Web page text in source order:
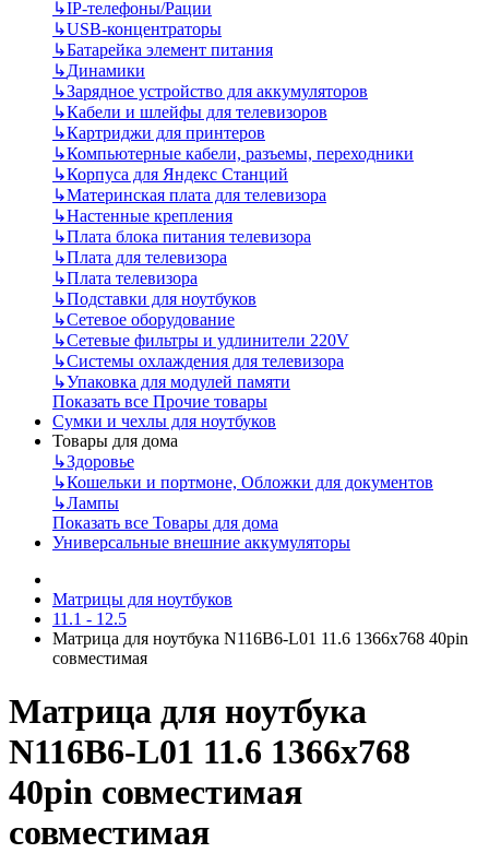
↳IP‑телефоны/Рации
↳USB-концентраторы
↳Батарейка элемент питания
↳Динамики
↳Зарядное устройство для аккумуляторов
↳Кабели и шлейфы для телевизоров
↳Картриджи для принтеров
↳Компьютерные кабели, разъемы, переходники
↳Корпуса для Яндекс Станций
↳Материнская плата для телевизора
↳Настенные крепления
↳Плата блока питания телевизора
↳Плата для телевизора
↳Плата телевизора
↳Подставки для ноутбуков
↳Сетевое оборудование
↳Сетевые фильтры и удлинители 220V
↳Системы охлаждения для телевизора
↳Упаковка для модулей памяти
Показать все Прочие товары
Сумки и чехлы для ноутбуков
Товары для дома
↳Здоровье
↳Кошельки и портмоне, Обложки для документов
↳Лампы
Показать все Товары для дома
Универсальные внешние аккумуляторы
Матрицы для ноутбуков
11.1 - 12.5
Матрица для ноутбука N116B6-L01 11.6 1366x768 40pin
cовместимая
Матрица для ноутбука
N116B6-L01 11.6 1366x768
40pin совместимая
cовместимая